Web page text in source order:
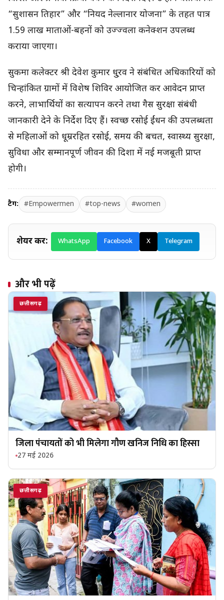
“सुशासन तिहार” और “नियद नेल्लानार योजना” के तहत पात्र
1.59 लाख माताओं-बहनों को उज्ज्वला कनेक्शन उपलब्ध
कराया जाएगा।
सुकमा कलेक्टर श्री देवेश कुमार धु्रव ने संबंधित अधिकारियों को
चिन्हांकित ग्रामों में विशेष शिविर आयोजित कर आवेदन प्राप्त
करने, लाभार्थियों का सत्यापन करने तथा गैस सुरक्षा संबंधी
जानकारी देने के निर्देश दिए हैं। स्वच्छ रसोई ईंधन की उपलब्धता
से महिलाओं को धूम्ररहित रसोई, समय की बचत, स्वास्थ्य सुरक्षा,
सुविधा और सम्मानपूर्ण जीवन की दिशा में नई मजबूती प्राप्त
होगी।
टैग: #Empowermen #top-news #women
शेयर करें: WhatsApp Facebook X Telegram
और भी पढ़ें
छत्तीसगढ़
जिला पंचायतों को भी मिलेगा गौण खनिज निधि का हिस्सा
27 मई 2026
छत्तीसगढ़